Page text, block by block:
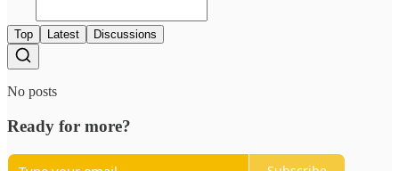
Top Latest Discussions
No posts
Ready for more?